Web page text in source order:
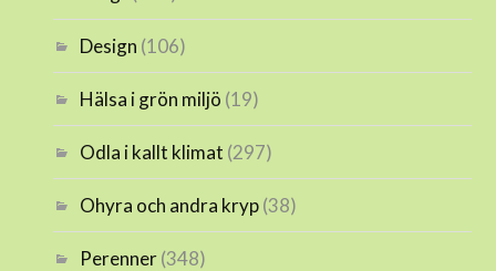
Design (106)
Hälsa i grön miljö (19)
Odla i kallt klimat (297)
Ohyra och andra kryp(38)
Perenner(348)